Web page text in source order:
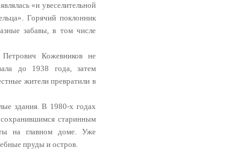
«и увеселительной
Горячий поклонник
забавы, в том числе
Кожевников не
до 1938 года, затем
жители превратили в
здания. В 1980-х годах
старинным
на главном доме. Уже
пруды и остров.